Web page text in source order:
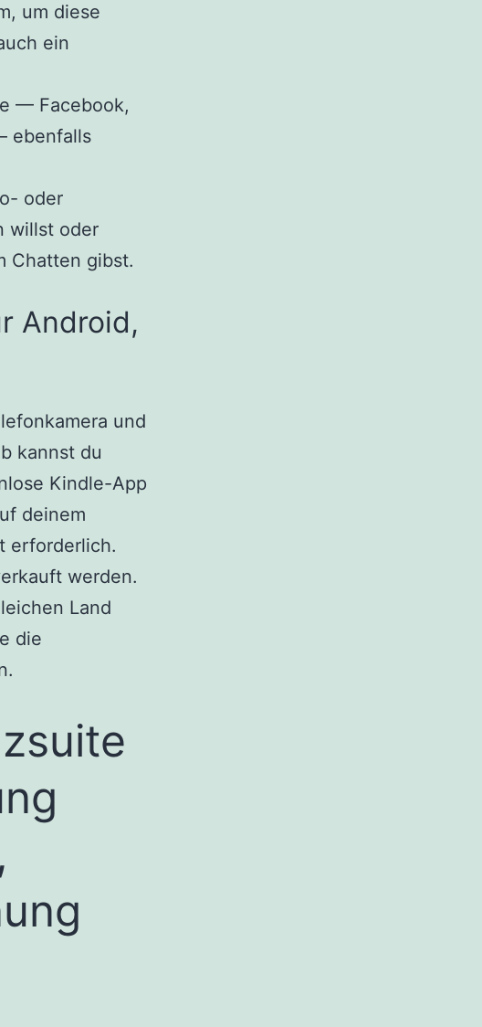
um diese
ein
— Facebook,
ebenfalls
oder
willst oder
Chatten gibst.
Android,
und
kannst du
Kindle-App
deinem
erforderlich.
werden.
Land
die